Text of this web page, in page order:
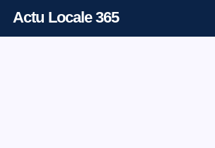
Actu Locale 365